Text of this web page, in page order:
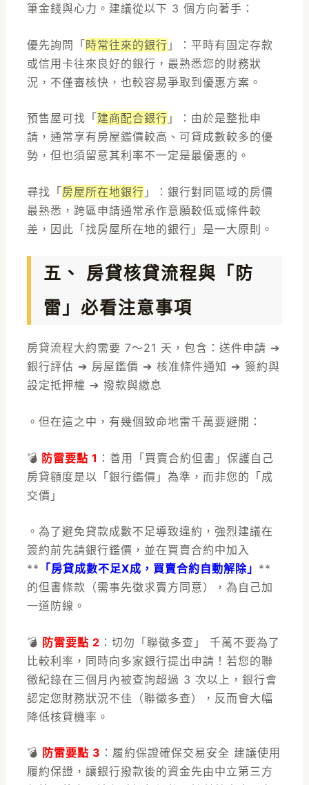
筆金錢與心力。建議從以下 3 個方向著手：
優先詢問「時常往來的銀行 」：平時有固定存款
或信用卡往來良好的銀行，最熟悉您的財務狀
況，不僅審核快，也較容易爭取到優惠方案。
預售屋可找「 建商配合銀行 」：由於是整批申
請，通常享有房屋鑑價較高、可貸成數較多的優
勢，但也須留意其利率不一定是最優惠的。
尋找「房屋所在地銀行 」：銀行對同區域的房價
最熟悉，跨區申請通常承作意願較低或條件較
差，因此「找房屋所在地的銀行」是一大原則。
五、 房貸核貸流程與「防
雷」必看注意事項
房貸流程大約需要 7～21 天，包含：送件申請 ➔
銀行評估 ➔ 房屋鑑價 ➔ 核准條件通知 ➔ 簽約與
設定抵押權 ➔ 撥款與繳息
。但在這之中，有幾個致命地雷千萬要避開：
💣 防雷要點 1 ：善用「買賣合約但書」保護自己
房貸額度是以「銀行鑑價」為準，而非您的「成
交價」
。為了避免貸款成數不足導致違約，強烈建議在
簽約前先請銀行鑑價，並在買賣合約中加入
** 「房貸成數不足X成，買賣合約自動解除」 **
的但書條款（需事先徵求賣方同意），為自己加
一道防線。
💣 防雷要點 2 ：切勿「聯徵多查」 千萬不要為了
比較利率，同時向多家銀行提出申請！若您的聯
徵紀錄在三個月內被查詢超過 3 次以上，銀行會
認定您財務狀況不佳（聯徵多查），反而會大幅
降低核貸機率。
💣 防雷要點 3 ：履約保證確保交易安全 建議使用
履約保證，讓銀行撥款後的資金先由中立第三方